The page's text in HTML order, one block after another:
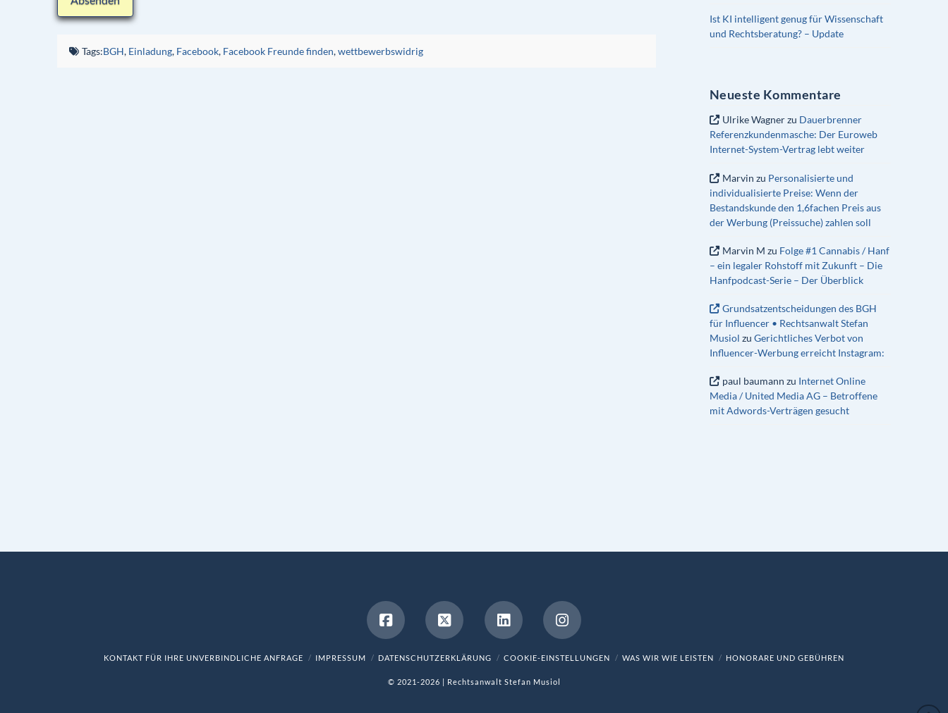
Tags:BGH, Einladung, Facebook, Facebook Freunde finden,wettbewerbswidrig
Ist KI intelligent genug für Wissenschaft
und Rechtsberatung? – Update
Neueste Kommentare
Ulrike Wagnerzu Dauerbrenner
Referenzkundenmasche: Der Euroweb
Internet-System-Vertrag lebt weiter
Marvin zu Personalisierte und
individualisierte Preise: Wenn der
Bestandskunde den 1,6fachen Preis aus
der Werbung (Preissuche) zahlen soll
Marvin M zu Folge #1 Cannabis / Hanf
– ein legaler Rohstoff mit Zukunft – Die
Hanfpodcast-Serie – Der Überblick
Grundsatzentscheidungen des BGH
für Influencer • Rechtsanwalt Stefan
Musiol zu Gerichtliches Verbot von
Influencer-Werbung erreicht Instagram:
paul baumann zu Internet Online
Media / United Media AG – Betroffene
mit Adwords-Verträgen gesucht
KONTAKT FÜR IHRE UNVERBINDLICHE ANFRAGE IMPRESSUM DATENSCHUTZERKLÄRUNG COOKIE-EINSTELLUNGEN WAS WIR WIE LEISTEN HONORARE UND GEBÜHREN
© 2021-2026 | Rechtsanwalt Stefan Musiol